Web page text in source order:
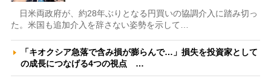
日米両政府が、約28年ぶりとなる円買いの協調介入に踏み切っ
た。米国も追加介入を辞さない姿勢を示して…
「キオクシア急落で含み損が膨らんで…」損失を投資家として
の成長につなげる4つの視点 …